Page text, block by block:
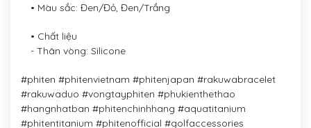
• Màu sắc: Đen/Đỏ, Đen/Trắng
• Chất liệu
- Thân vòng: Silicone
#phiten #phitenvietnam #phitenjapan #rakuwabracelet
#rakuwaduo #vongtayphiten #phukienthethao
#hangnhatban #phitenchinhhang #aquatitanium
#phitentitanium #phitenofficial #golfaccessories